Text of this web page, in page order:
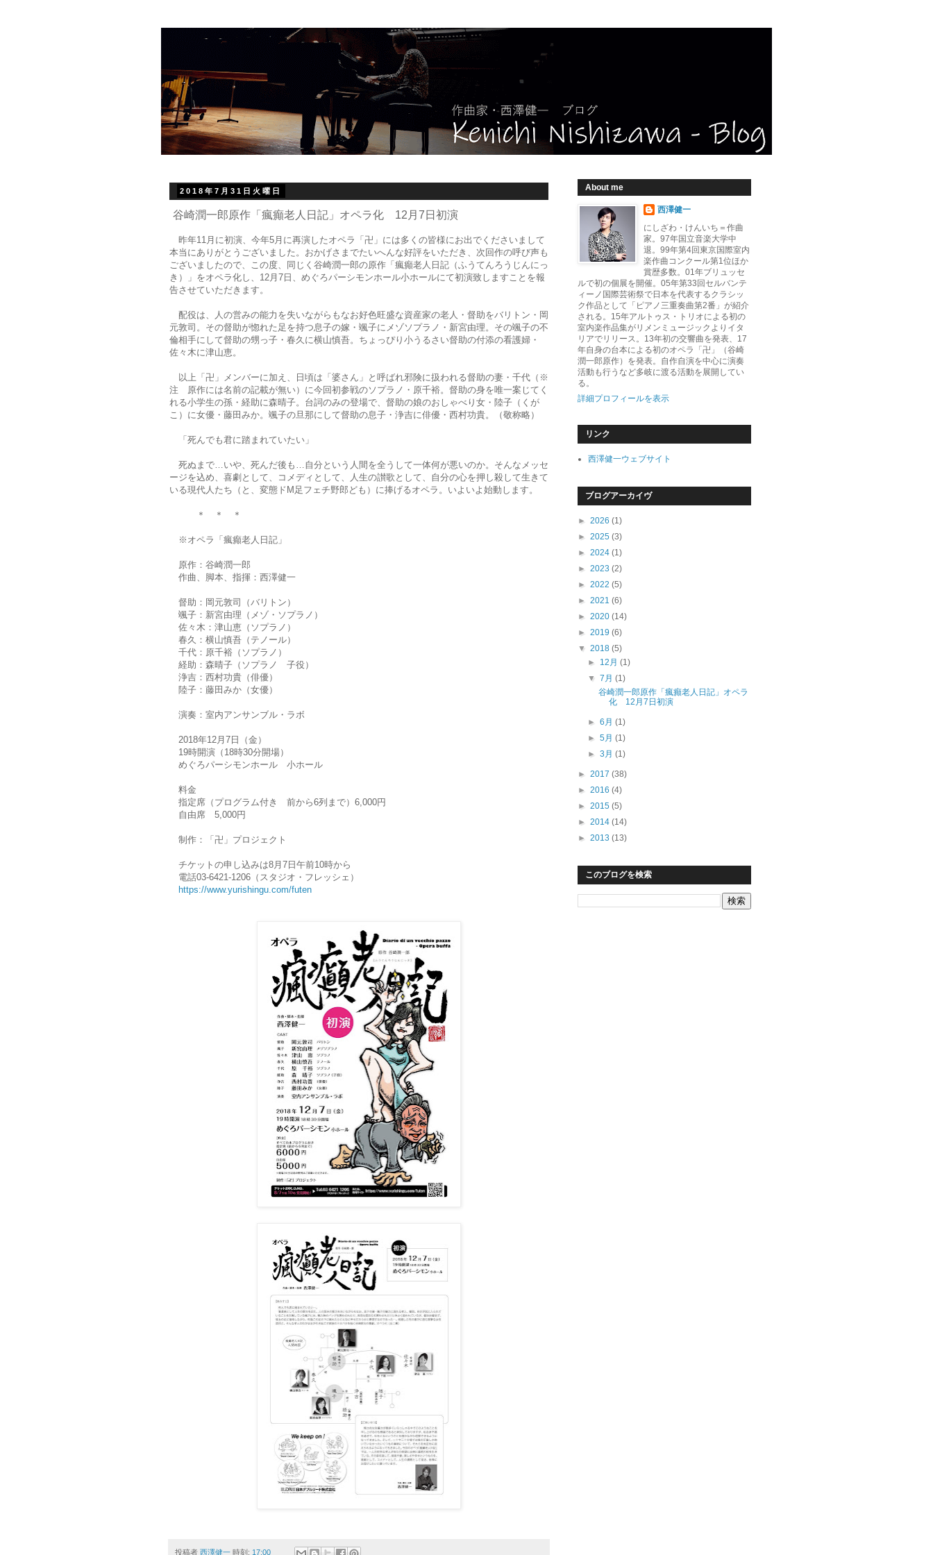
2018年7月31日火曜日
谷崎潤一郎原作「瘋癲老人日記」オペラ化 12月7日初演
昨年11月に初演、今年5月に再演したオペラ「卍」には多くの皆様にお出でくださいまして
本当にありがとうございました。おかげさまでたいへんな好評をいただき、次回作の呼び声も
ございましたので、この度、同じく谷崎潤一郎の原作「瘋癲老人日記（ふうてんろうじんにっ
き）」をオペラ化し、12月7日、めぐろパーシモンホール小ホールにて初演致しますことを報
告させていただきます。
配役は、人の営みの能力を失いながらもなお好色旺盛な資産家の老人・督助をバリトン・岡
元敦司。その督助が惚れた足を持つ息子の嫁・颯子にメゾソプラノ・新宮由理。その颯子の不
倫相手にして督助の甥っ子・春久に横山慎吾。ちょっぴり小うるさい督助の付添の看護婦・
佐々木に津山恵。
以上「卍」メンバーに加え、日頃は「婆さん」と呼ばれ邪険に扱われる督助の妻・千代（※
注 原作には名前の記載が無い）に今回初参戦のソプラノ・原千裕。督助の身を唯一案じてく
れる小学生の孫・経助に森晴子。台詞のみの登場で、督助の娘のおしゃべり女・陸子（くが
こ）に女優・藤田みか。颯子の旦那にして督助の息子・浄吉に俳優・西村功貴。（敬称略）
「死んでも君に踏まれていたい」
死ぬまで…いや、死んだ後も…自分という人間を全うして一体何が悪いのか。そんなメッセ
ージを込め、喜劇として、コメディとして、人生の讃歌として、自分の心を押し殺して生きて
いる現代人たち（と、変態ドM足フェチ野郎ども）に捧げるオペラ。いよいよ始動します。
＊ ＊ ＊
※オペラ「瘋癲老人日記」
原作：谷崎潤一郎
作曲、脚本、指揮：西澤健一
督助：岡元敦司（バリトン）
颯子：新宮由理（メゾ・ソプラノ）
佐々木：津山恵（ソプラノ）
春久：横山慎吾（テノール）
千代：原千裕（ソプラノ）
経助：森晴子（ソプラノ 子役）
浄吉：西村功貴（俳優）
陸子：藤田みか（女優）
演奏：室内アンサンブル・ラボ
2018年12月7日（金）
19時開演（18時30分開場）
めぐろパーシモンホール 小ホール
料金
指定席（プログラム付き 前から6列まで）6,000円
自由席 5,000円
制作：「卍」プロジェクト
チケットの申し込みは8月7日午前10時から
電話03-6421-1206（スタジオ・フレッシェ）
https://www.yurishingu.com/futen
投稿者 西澤健一 時刻: 17:00
About me
西澤健一
にしざわ・けんいち＝作曲
家。97年国立音楽大学中
退。99年第4回東京国際室内
楽作曲コンクール第1位ほか
賞歴多数。01年ブリュッセ
ルで初の個展を開催。05年第33回セルバンテ
ィーノ国際芸術祭で日本を代表するクラシッ
ク作品として「ピアノ三重奏曲第2番」が紹介
される。15年アルトゥス・トリオによる初の
室内楽作品集がリメンミュージックよりイタ
リアでリリース。13年初の交響曲を発表、17
年自身の台本による初のオペラ「卍」（谷崎
潤一郎原作）を発表。自作自演を中心に演奏
活動も行うなど多岐に渡る活動を展開してい
る。
詳細プロフィールを表示
リンク
西澤健一ウェブサイト
ブログアーカイヴ
► 2026 (1)
► 2025 (3)
► 2024 (1)
► 2023 (2)
► 2022 (5)
► 2021 (6)
► 2020 (14)
► 2019 (6)
▼ 2018 (5)
► 12月(1)
▼7月(1)
谷崎潤一郎原作「瘋癲老人日記」オペラ
化 12月7日初演
►6月(1)
►5月(1)
►3月(1)
► 2017 (38)
► 2016 (4)
► 2015 (5)
► 2014 (14)
► 2013 (13)
このブログを検索